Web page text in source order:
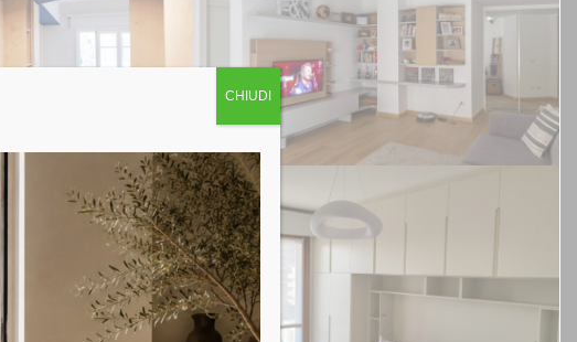
CHIUDI